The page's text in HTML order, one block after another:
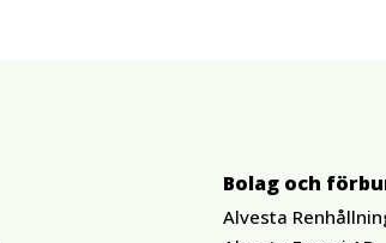
Bolag och
Alvesta